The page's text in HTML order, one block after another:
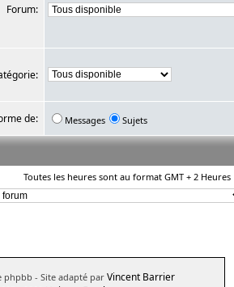
Forum:
de: Messages Sujets
Toutes les heures sont au format GMT + 2 Heures
phpbb - Site adapté par Vincent Barrier